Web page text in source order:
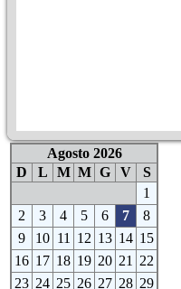
Agosto 2026
D
L M M G V
S
1
2
3 4 5 6 7
8
9
10 11 12 13 14 15
16 17 18 19 20 21
22
23 24 25 26 27 28 29